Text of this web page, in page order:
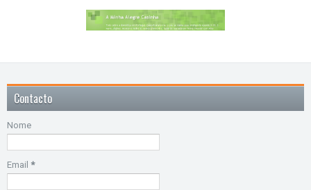
Contacto
Nome
Email *